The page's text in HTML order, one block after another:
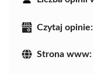
Czytaj opinie:
Strona www: